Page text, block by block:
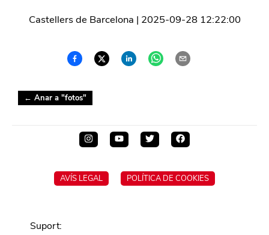
Castellers de Barcelona | 2025-09-28 12:22:00
← Anar a "fotos"
AVÍS LEGAL POLÍTICA DE COOKIES
Suport: